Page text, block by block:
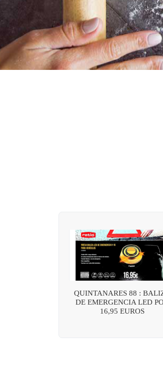
QUINTANARES 88 :
DE EMERGENCIA LED
16,95 EUROS